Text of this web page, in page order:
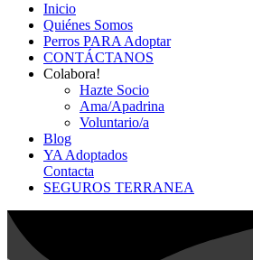
Inicio
Quiénes Somos
Perros PARA Adoptar
CONTÁCTANOS
Colabora!
Hazte Socio
Ama/Apadrina
Voluntario/a
Blog
YA Adoptados
Contacta
SEGUROS TERRANEA